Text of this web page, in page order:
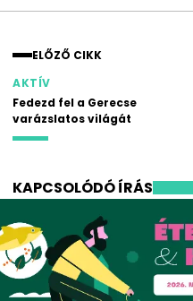
ELŐZŐ CIKK
AKTÍV
Fedezd fel a Gerecse
varázslatos világát
KAPCSOLÓDÓ ÍRÁS